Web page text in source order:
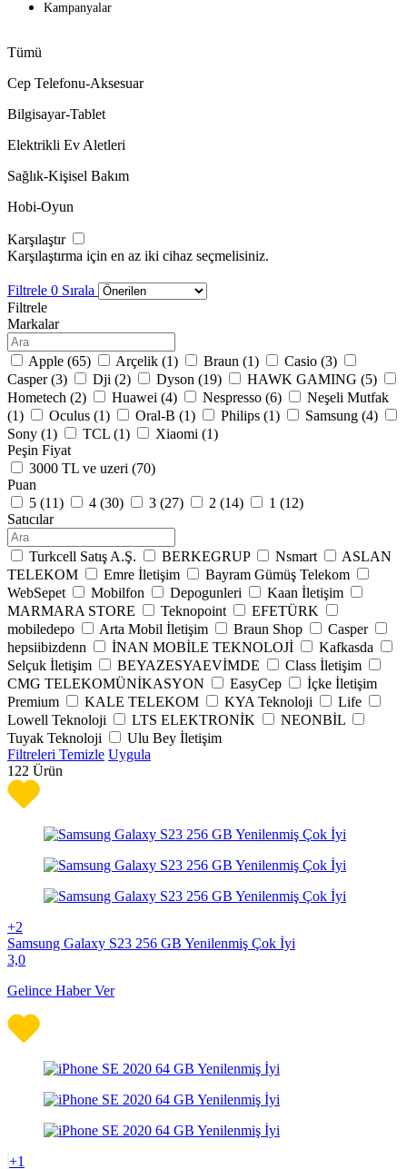
Kampanyalar
Tümü
Cep Telefonu-Aksesuar
Bilgisayar-Tablet
Elektrikli Ev Aletleri
Sağlık-Kişisel Bakım
Hobi-Oyun
Karşılaştır
Karşılaştırma için en az iki cihaz seçmelisiniz.
Filtrele 0 Sırala
Filtrele
Markalar
Apple (65) Arçelik (1) Braun (1) Casio (3)
Casper (3) Dji (2) Dyson (19) HAWK GAMING (5)
Hometech (2) Huawei (4) Nespresso (6)
Neşeli Mutfak
(1) Oculus (1) Oral-B (1) Philips (1) Samsung (4)
Sony (1) TCL (1) Xiaomi (1)
Peşin Fiyat
3000 TL ve uzeri (70)
Puan
5 (11) 4 (30) 3 (27) 2 (14) 1 (12)
Satıcılar
Turkcell Satış A.Ş. BERKEGRUP Nsmart
ASLAN
TELEKOM
Emre İletişim
Bayram Gümüş Telekom
WebSepet
Mobilfon Depogunleri
Kaan İletişim
MARMARA STORE
Teknopoint
EFETÜRK
mobiledepo
Arta Mobil İletişim Braun Shop
Casper
hepsiibizdenn
İNAN MOBİLE TEKNOLOJİ
Kafkasda
Selçuk İletişim
BEYAZESYAEVİMDE
Class İletişim
CMG TELEKOMÜNİKASYON
EasyCep
İçke İletişim
Premium
KALE TELEKOM KYA Teknoloji
Life
Lowell Teknoloji
LTS ELEKTRONİK
NEONBİL
Tuyak Teknoloji
Ulu Bey İletişim
Filtreleri Temizle Uygula
122 Ürün
+2
Samsung Galaxy S23 256 GB Yenilenmiş Çok İyi
3,0
Gelince Haber Ver
+1